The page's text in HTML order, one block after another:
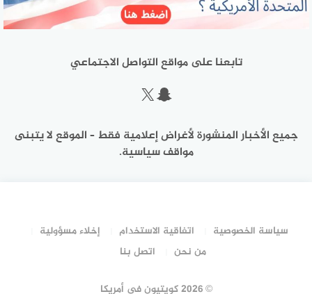
تابعنا على مواقع التواصل الاجتماعي
سناب شات
إكس
جميع الأخبار المنشورة لأغراض إعلامية فقط – الموقع لا يتبنى
مواقف سياسية.
سياسة الخصوصية اتفاقية الاستخدام
إخلاء مسؤولية
من نحن
اتصل بنا
©2026 كويتيون في أمريكا